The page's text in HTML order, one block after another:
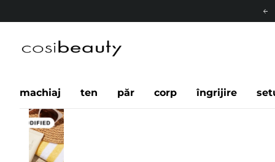
machiaj ten păr corp îngrijire